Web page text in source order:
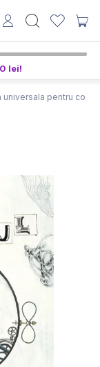
lei!
universala pentru copii